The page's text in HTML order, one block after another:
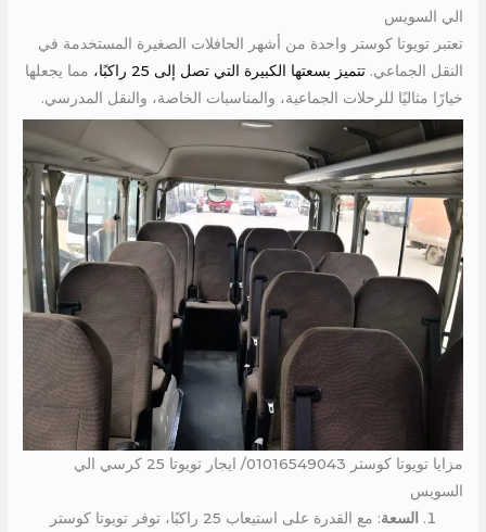
الي السويس
تعتبر تويوتا كوستر واحدة من أشهر الحافلات الصغيرة المستخدمة في
النقل الجماعي.تتميز بسعتها الكبيرة التي تصل إلى 25 راكبًا،
مما يجعلها
خيارًا مثاليًا للرحلات الجماعية، والمناسبات الخاصة، والنقل المدرسي.
مزايا تويوتا كوستر 01016549043/ ايجار تويوتا 25 كرسي الي
السويس
السعة
: مع القدرة على استيعاب 25 راكبًا، توفر تويوتا كوستر